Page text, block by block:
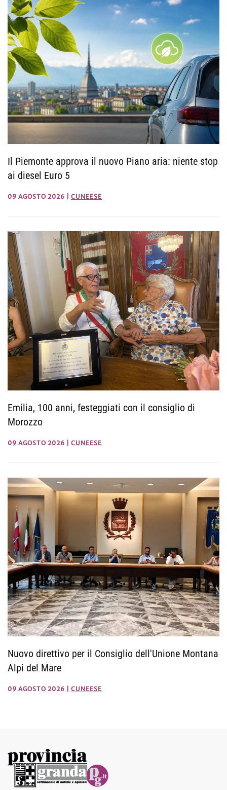
Il Piemonte approva il nuovo Piano aria: niente stop
ai diesel Euro 5
09 AGOSTO 2026 CUNEESE
Emilia, 100 anni, festeggiati con il consiglio di
Morozzo
09 AGOSTO 2026 CUNEESE
Nuovo direttivo per il Consiglio dell'Unione Montana
Alpi del Mare
09 AGOSTO 2026 CUNEESE